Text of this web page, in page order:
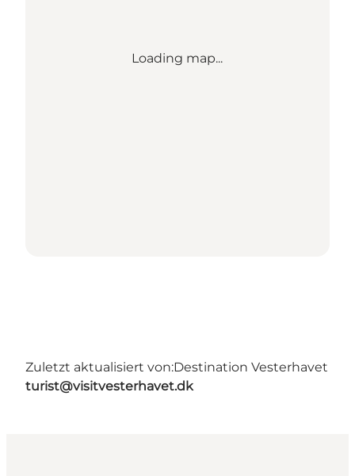
Loading map...
Zuletzt aktualisiert von:Destination Vesterhavet
turist@visitvesterhavet.dk